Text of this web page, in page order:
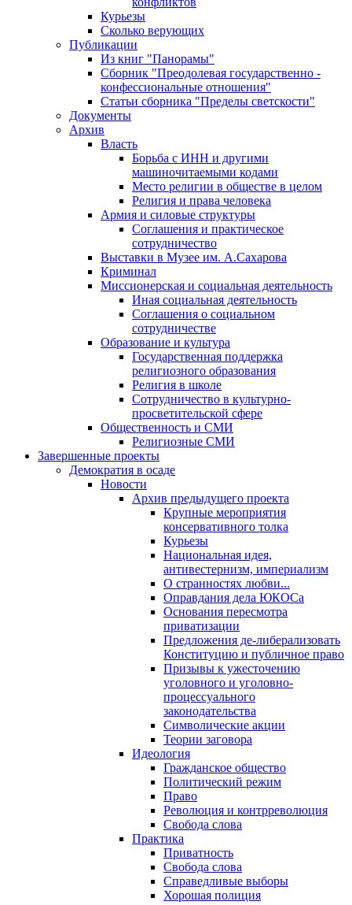
Курьезы
Сколько верующих
Публикации
Из книг "Панорамы"
Сборник "Преодолевая государственно -
конфессиональные отношения"
Статьи сборника "Пределы светскости"
Документы
Архив
Власть
Борьба с ИНН и другими
машиночитаемыми кодами
Место религии в обществе в целом
Религия и права человека
Армия и силовые структуры
Соглашения и практическое
сотрудничество
Выставки в Музее им. А.Сахарова
Криминал
Миссионерская и социальная деятельность
Иная социальная деятельность
Соглашения о социальном
сотрудничестве
Образование и культура
Государственная поддержка
религиозного образования
Религия в школе
Сотрудничество в культурно-
просветительской сфере
Общественность и СМИ
Религиозные СМИ
Завершенные проекты
Демократия в осаде
Новости
Архив предыдущего проекта
Крупные мероприятия
консервативного толка
Курьезы
Национальная идея,
антивестернизм, империализм
О странностях любви...
Оправдания дела ЮКОСа
Основания пересмотра
приватизации
Предложения де-либерализовать
Конституцию и публичное право
Призывы к ужесточению
уголовного и уголовно-
процессуального
законодательства
Символические акции
Теории заговора
Идеология
Гражданское общество
Политический режим
Право
Революция и контрреволюция
Свобода слова
Практика
Приватность
Свобода слова
Справедливые выборы
Хорошая полиция